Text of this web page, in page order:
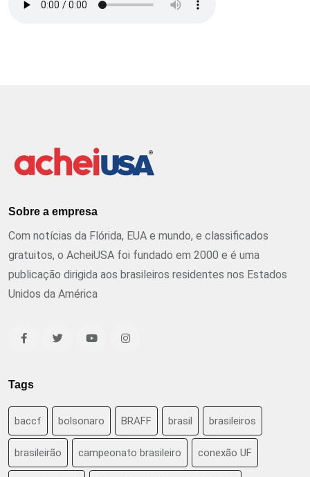
Sobre a empresa
Com notícias da Flórida, EUA e mundo, e classificados
gratuitos, o AcheiUSA foi fundado em 2000 e é uma
publicação dirigida aos brasileiros residentes nos Estados
Unidos da América
Tags
baccf bolsonaro BRAFF brasil brasileiros
brasileirão campeonato brasileiro conexão UF